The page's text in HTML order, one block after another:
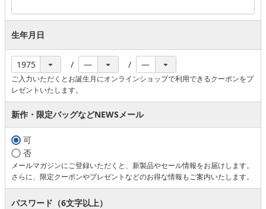
生年月日
ご入力いただくとお誕生月にオンラインショップで利用できるクーポンをプ
レゼントいたします。
新作・限定バッグなどNEWSメール
可
否
メールマガジンにご登録いただくと、新製品やセール情報をお届けします。
さらに、限定クーポンやプレゼントなどのお得な情報もご案内いたします。
パスワード（6文字以上）